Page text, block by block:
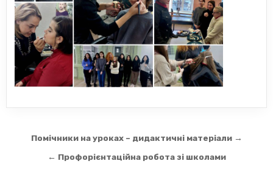
Навігація
записів
Помічники на уроках – дидактичні матеріали →
← Профорієнтаційна робота зі школами